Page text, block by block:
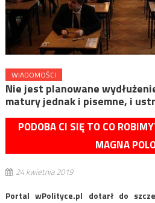
WIADOMOŚCI
Nie jest planowane
matury jednak i pisemne, i
PODOBA CI SIĘ TO CO
MAGNA
24 kwietnia 2019
Portal wPolityce.pl dotarł do